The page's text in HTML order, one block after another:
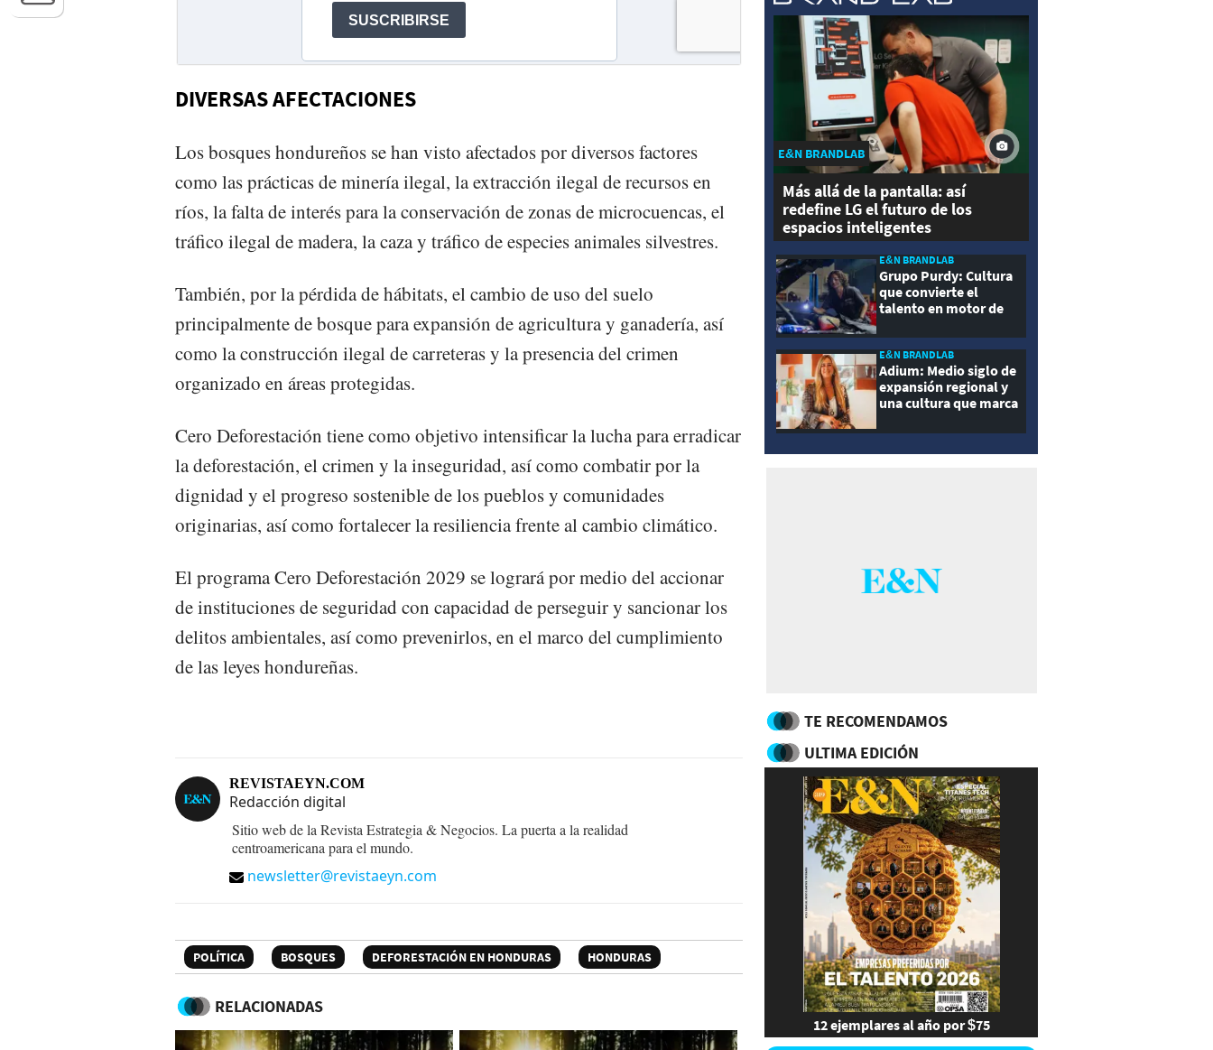
DIVERSAS AFECTACIONES
Los bosques hondureños se han visto afectados por diversos factores
como las prácticas de minería ilegal, la extracción ilegal de recursos en
ríos, la falta de interés para la conservación de zonas de microcuencas, el
tráfico ilegal de madera, la caza y tráfico de especies animales silvestres.
También, por la pérdida de hábitats, el cambio de uso del suelo
principalmente de bosque para expansión de agricultura y ganadería, así
como la construcción ilegal de carreteras y la presencia del crimen
organizado en áreas protegidas.
Cero Deforestación tiene como objetivo intensificar la lucha para erradicar
la deforestación, el crimen y la inseguridad, así como combatir por la
dignidad y el progreso sostenible de los pueblos y comunidades
originarias, así como fortalecer la resiliencia frente al cambio climático.
El programa Cero Deforestación 2029 se logrará por medio del accionar
de instituciones de seguridad con capacidad de perseguir y sancionar los
delitos ambientales, así como prevenirlos, en el marco del cumplimiento
de las leyes hondureñas.
REVISTAEYN.COM
Redacción digital
Sitio web de la Revista Estrategia & Negocios. La puerta a la realidad
centroamericana para el mundo.
newsletter@revistaeyn.com
POLÍTICA BOSQUES DEFORESTACIÓN EN HONDURAS HONDURAS
RELACIONADAS
E&N BRANDLAB
Más allá de la pantalla: así
redefine LG el futuro de los
espacios inteligentes
E&N BRANDLAB
Grupo Purdy: Cultura
que convierte el
talento en motor de
E&N BRANDLAB
Adium: Medio siglo de
expansión regional y
una cultura que marca
TE RECOMENDAMOS
ULTIMA EDICIÓN
12 ejemplares al año por $75